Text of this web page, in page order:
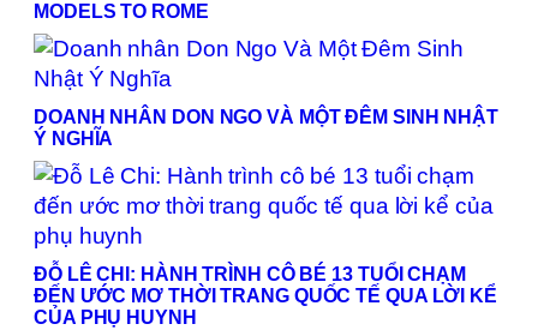
MODELS TO ROME
DOANH NHÂN DON NGO VÀ MỘT ĐÊM SINH NHẬT
Ý NGHĨA
ĐỖ LÊ CHI: HÀNH TRÌNH CÔ BÉ 13 TUỔI CHẠM
ĐẾN ƯỚC MƠ THỜI TRANG QUỐC TẾ QUA LỜI KỂ
CỦA PHỤ HUYNH